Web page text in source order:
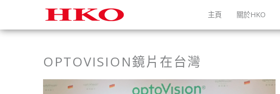
主頁 關於HKO
OPTOVISION鏡片在台灣